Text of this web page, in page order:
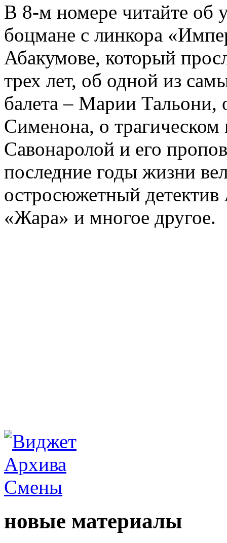
В 8-м номере читайте об
боцмане с линкора
Абакумове, который
трех лет, об одной из
балета – Марии
Сименона, о трагическом
Савонаролой и его
последние годы жизни
остросюжетный детектив
«Жара» и многое другое.
новые материалы